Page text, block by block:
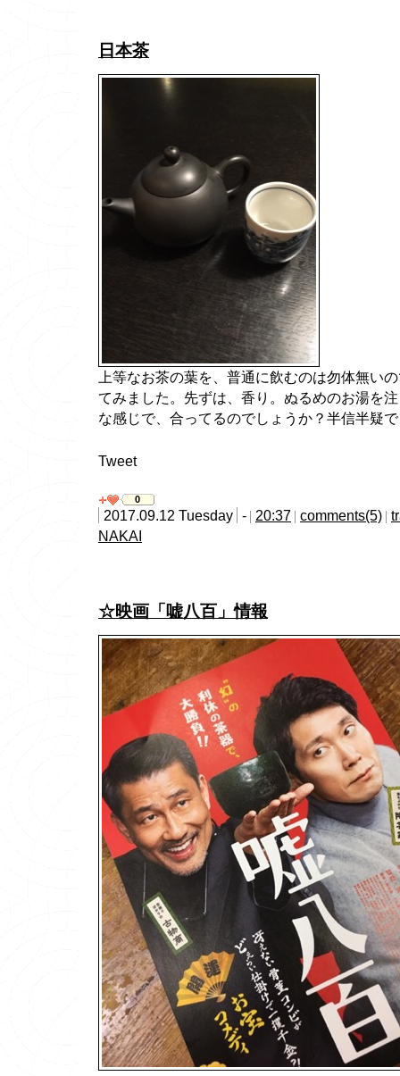
日本茶
上等なお茶の葉を、普通に飲むのは勿体無い
てみました。先ずは、香り。ぬるめのお湯を
な感じで、合ってるのでしょうか？半信半疑
Tweet
0
2017.09.12 Tuesday - 20:37 comments(5)
NAKAI
☆映画「嘘八百」情報